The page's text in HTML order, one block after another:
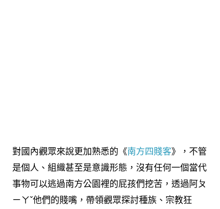
對國內觀眾來說更加熟悉的《南方四賤客》，不管
是個人、組織甚至是意識形態，沒有任何一個當代
事物可以逃過南方公園裡的屁孩們挖苦，透過阿ㄆ
ㄧㄚˇ他們的賤嘴，帶領觀眾探討種族、宗教狂